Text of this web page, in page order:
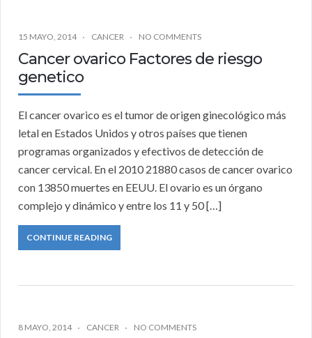
15 MAYO, 2014 CANCER NO COMMENTS
Cancer ovarico Factores de riesgo
genetico
El cancer ovarico es el tumor de origen ginecológico más
letal en Estados Unidos y otros países que tienen
programas organizados y efectivos de detección de
cancer cervical. En el 2010 21880 casos de cancer ovarico
con 13850 muertes en EEUU. El ovario es un órgano
complejo y dinámico y entre los 11 y 50 […]
CONTINUE READING
8 MAYO, 2014 CANCER NO COMMENTS